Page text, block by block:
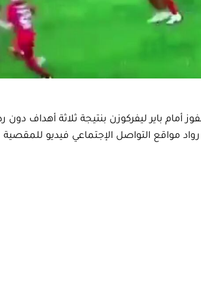
باير ليفركوزن بنتيجة ثلاثة أهداف دون
مواقع التواصل الإجتماعي فيديو للمقصية